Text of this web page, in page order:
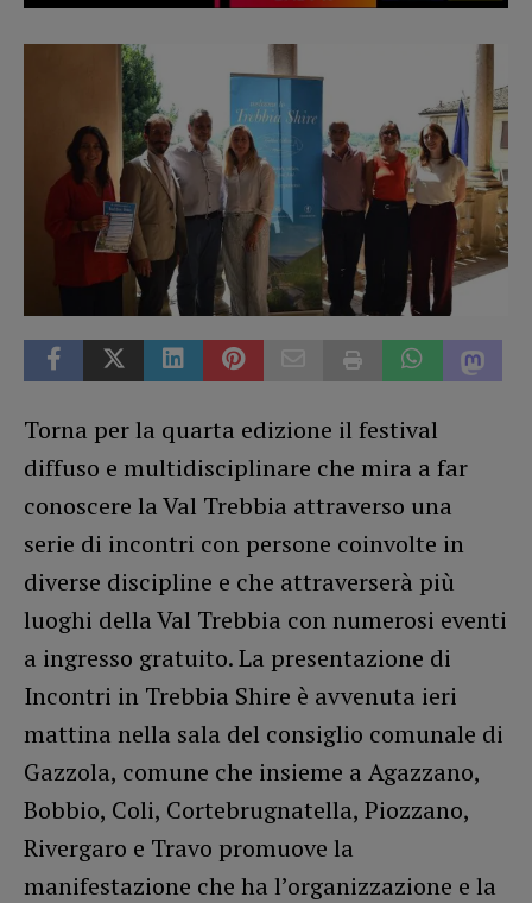
Torna per la quarta edizione il festival
diffuso e multidisciplinare che mira a far
conoscere la Val Trebbia attraverso una
serie di incontri con persone coinvolte in
diverse discipline e che attraverserà più
luoghi della Val Trebbia con numerosi eventi
a ingresso gratuito. La presentazione di
Incontri in Trebbia Shire è avvenuta ieri
mattina nella sala del consiglio comunale di
Gazzola, comune che insieme a Agazzano,
Bobbio, Coli, Cortebrugnatella, Piozzano,
Rivergaro e Travo promuove la
manifestazione che ha l’organizzazione e la